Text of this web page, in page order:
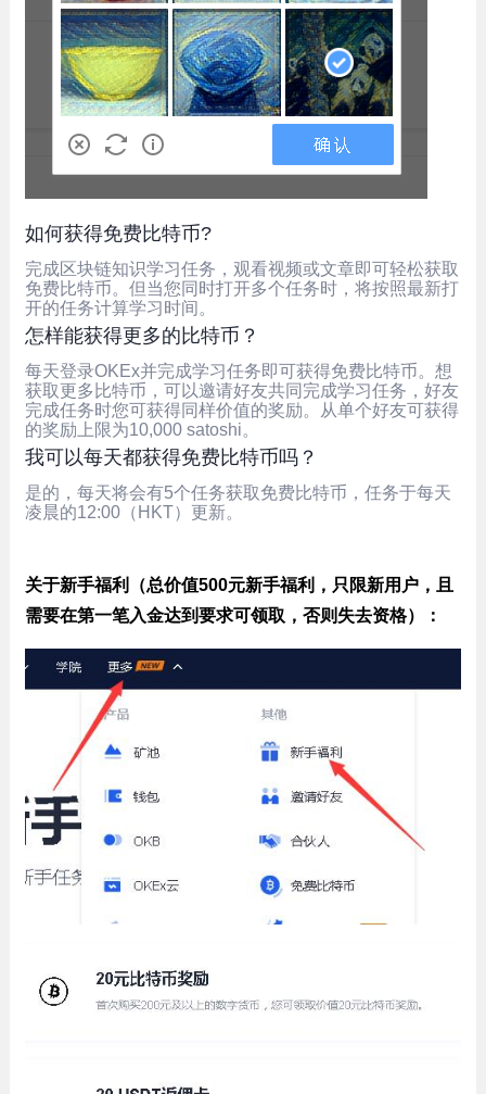
如何获得免费比特币?
完成区块链知识学习任务，观看视频或文章即可轻松获取
免费比特币。但当您同时打开多个任务时，将按照最新打
开的任务计算学习时间。
怎样能获得更多的比特币？
每天登录OKEx并完成学习任务即可获得免费比特币。想
获取更多比特币，可以邀请好友共同完成学习任务，好友
完成任务时您可获得同样价值的奖励。从单个好友可获得
的奖励上限为10,000 satoshi。
我可以每天都获得免费比特币吗？
是的，每天将会有5个任务获取免费比特币，任务于每天
凌晨的12:00（HKT）更新。
关于新手福利（总价值500元新手福利，只限新用户，且
需要在第一笔入金达到要求可领取，否则失去资格）：